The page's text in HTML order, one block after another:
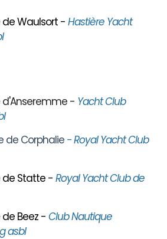
Waulsort - Hastière Yacht
d'Anseremme - Yacht Club
de Corphalie - Royal Yacht Club
de Statte - Royal Yacht Club de
Beez - Club Nautique
asbl